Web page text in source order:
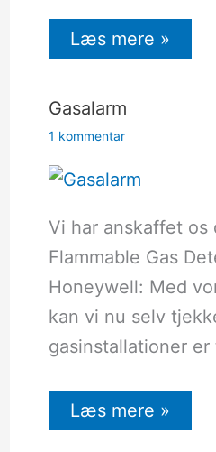
Læs mere »
Gasalarm
1 kommentar
Vi har anskaffet os
Flammable Gas
Honeywell: Med
kan vi nu selv
gasinstallationer
Læs mere »